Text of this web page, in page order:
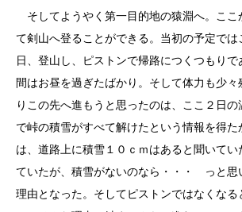
そしてようやく第一目的地の猿淵へ。ここ
て剣山へ登ることができる。当初の予定では
日、登山し、ピストンで帰路につくつもり
間はお昼を過ぎたばかり。そして体力も少々
りこの先へ進もうと思ったのは、ここ２日
で峠の積雪がすべて解けたという情報を得
は、道路上に積雪１０ｃｍはあると聞いてい
ていたが、積雪がないのなら・・・ っと思
理由となった。そしてピストンではなくなる